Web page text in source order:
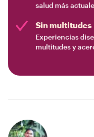
salud más
Sin multitudes
Experiencias
multitudes y